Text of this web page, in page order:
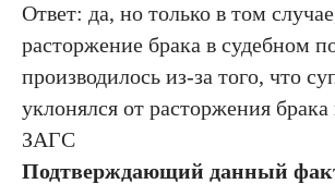
Ответ: да, но только в том
расторжение брака в судебном
производилось из-за того, что
уклонялся от расторжения брака
ЗАГС
Подтверждающий данный